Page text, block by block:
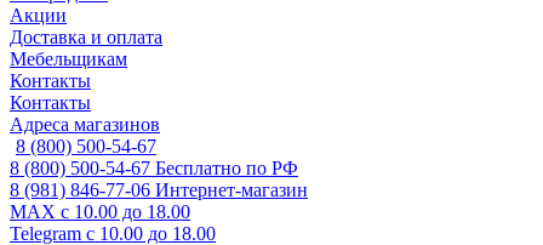
Акции
Доставка и оплата
Мебельщикам
Контакты
Контакты
Адреса магазинов
8 (800) 500-54-67
8 (800) 500-54-67 Бесплатно по РФ
8 (981) 846-77-06 Интернет-магазин
MAX с 10.00 до 18.00
Telegram с 10.00 до 18.00